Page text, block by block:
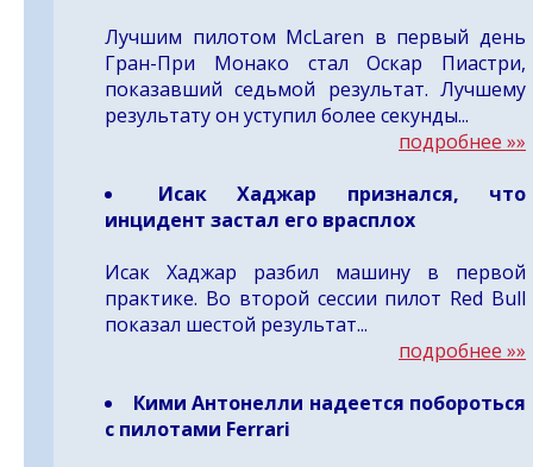
Лучшим пилотом McLaren в первый день
Гран-При Монако стал Оскар Пиастри,
показавший седьмой результат. Лучшему
результату он уступил более секунды...
подробнее »»
Исак Хаджар признался, что
инцидент застал его врасплох
Исак Хаджар разбил машину в первой
практике. Во второй сессии пилот Red Bull
показал шестой результат...
подробнее »»
Кими Антонелли надеется побороться
с пилотами Ferrari